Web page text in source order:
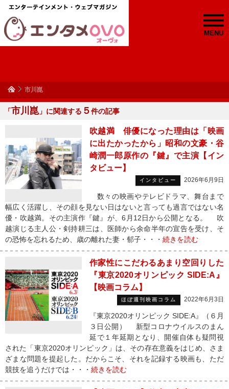
MENU
市川崑
「市川崑」に関連する ５件の記事
吹越満 俳優になった理由は「映画
に出たかったから」昭和の文豪・谷
崎潤一郎原作の『鍵』で主演【イン
タビュー】
インタビュー 2026年6月9日
数々の映画やテレビドラマ、舞台まで
幅広く活躍し、その顔を見ない日はないと言っても過言ではない名
優・吹越満。その主演作『鍵』が、6月12日から公開となる。 吹
越演じる主人公・剣持耕三は、医師から余命半年の宣告を受け、そ
の恐怖を忘れるため、歳の離れた妻・郁子・・・ 続きを読む
作家性にこだわるあまり空回りした
『東京2020オリンピック SIDE:A』
【映画コラム】
ほぼ週刊映画コラム 2022年6月3日
『東京2020オリンピック SIDE:A』（６月
３日公開） 新型コロナウイルスのまん
延で１年延期となり、開催自体も疑問視
された「東京2020オリンピック」は、その存在意義をはじめ、さま
ざまな問題を提起した。だからこそ、それを記録する映画も、ただ
競技を追うだけでは・・・ 続きを読む